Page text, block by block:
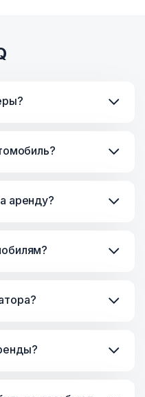
бывает при
работе с
в аренду
аренду?